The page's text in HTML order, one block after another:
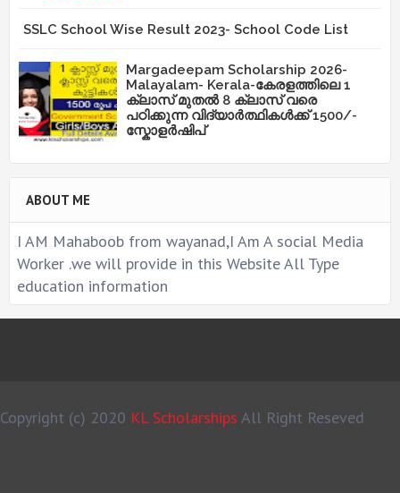
SSLC School Wise Result 2023- School Code List
Margadeepam Scholarship 2026-
Malayalam- Kerala-കേരളത്തിലെ 1
ക്ലാസ് മുതൽ 8 ക്ലാസ് വരെ
പഠിക്കുന്ന വിദ്യാർത്ഥികൾക്ക് 1500/-
സ്കോളർഷിപ്
ABOUT ME
I AM Mahaboob from wayanad,I Am A social Media
Worker .we will provide in this Website All Type
education information
Copyright (c) 2020 KL Scholarships All Right Reseved